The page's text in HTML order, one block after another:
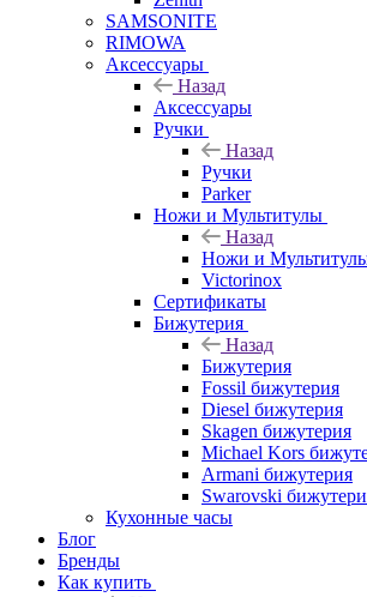
SAMSONITE
RIMOWA
Аксессуары
Назад
Аксессуары
Ручки
Назад
Ручки
Parker
Ножи и Мультитулы
Назад
Ножи и
Victorinox
Сертификаты
Бижутерия
Назад
Бижутерия
Fossil бижутерия
Diesel бижутерия
Skagen бижутерия
Michael Kors
Armani бижутерия
Swarovski
Кухонные часы
Блог
Бренды
Как купить